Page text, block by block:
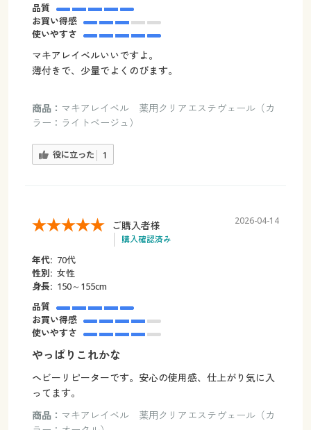
品質
お買い得感
使いやすさ
マキアレイベルいいですよ。
薄付きで、少量でよくのびます。
商品： マキアレイベル 薬用クリアエステヴェール（カ
ラー：ライトベージュ）
役に立った 1
ご購入者様
購入確認済み
2026-04-14
年代: 70代
性別: 女性
身長: 150～155cm
品質
お買い得感
使いやすさ
やっぱりこれかな
ヘビーリピーターです。安心の使用感、仕上がり気に入
ってます。
商品： マキアレイベル 薬用クリアエステヴェール（カ